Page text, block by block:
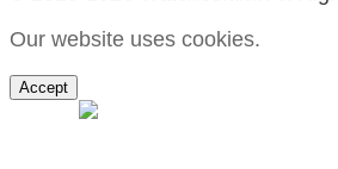
Our website uses cookies.
Accept